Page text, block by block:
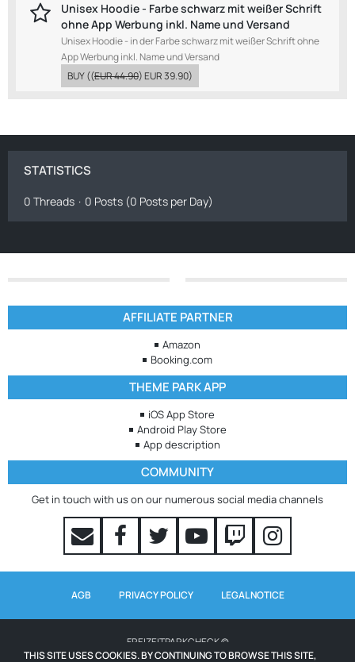
Unisex Hoodie - Farbe schwarz mit weißer Schrift
ohne App Werbung inkl. Name und Versand
Unisex Hoodie - in der Farbe schwarz mit weißer Schrift ohne
App Werbung inkl. Name und Versand
BUY((EUR 44.90)EUR 39.90)
STATISTICS
0 Threads 0 Posts (0 Posts per Day)
AFFILIATE PARTNER
Amazon
Booking.com
THEME PARK APP
iOS App Store
Android Play Store
App description
COMMUNITY
Get in touch with us on our numerous social media channels
AGB PRIVACY POLICY LEGAL NOTICE
FREIZEITPARKCHECK ©
THIS SITE USES COOKIES. BY CONTINUING TO BROWSE THIS SITE,